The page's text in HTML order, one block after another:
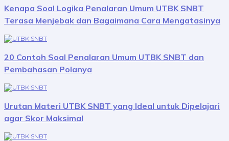
Kenapa Soal Logika Penalaran Umum UTBK SNBT
Terasa Menjebak dan Bagaimana Cara Mengatasinya
20 Contoh Soal Penalaran Umum UTBK SNBT dan
Pembahasan Polanya
Urutan Materi UTBK SNBT yang Ideal untuk Dipelajari
agar Skor Maksimal